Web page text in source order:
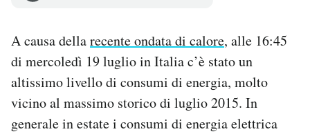
AREA PERSONALE
Area Personale
A causa dellarecente ondata di calore, alle 16:45
di mercoledì 19 luglio in Italia c’è stato un
altissimo livello di consumi di energia, molto
vicino al massimo storico di luglio 2015. In
generale in estate i consumi di energia elettrica